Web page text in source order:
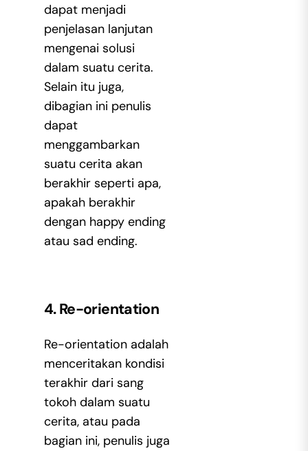
dapat menjadi
penjelasan lanjutan
mengenai solusi
dalam suatu cerita.
Selain itu juga,
dibagian ini penulis
dapat
menggambarkan
suatu cerita akan
berakhir seperti apa,
apakah berakhir
dengan happy ending
atau sad ending.
4. Re-orientation
Re-orientation adalah
menceritakan kondisi
terakhir dari sang
tokoh dalam suatu
cerita, atau pada
bagian ini, penulis juga